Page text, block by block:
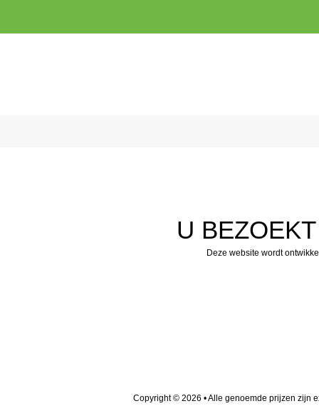
U
Deze website wordt
Copyright © 2026 • Alle genoemde prijzen zijn